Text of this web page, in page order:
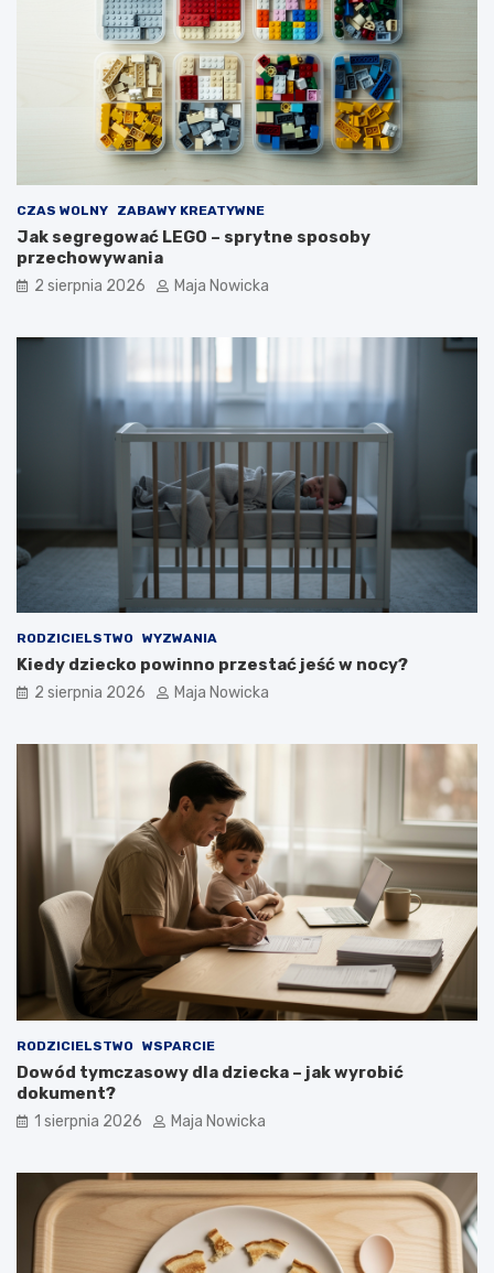
CZAS WOLNY ZABAWY KREATYWNE
Jak segregować LEGO – sprytne sposoby
przechowywania
2 sierpnia 2026 Maja Nowicka
RODZICIELSTWO WYZWANIA
Kiedy dziecko powinno przestać jeść w nocy?
2 sierpnia 2026 Maja Nowicka
RODZICIELSTWO WSPARCIE
Dowód tymczasowy dla dziecka – jak wyrobić
dokument?
1 sierpnia 2026 Maja Nowicka